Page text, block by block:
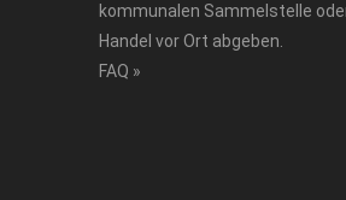
kommunalen Sammelstelle
Handel vor Ort abgeben.
FAQ »